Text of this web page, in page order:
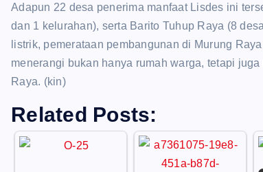
Adapun 22 desa penerima manfaat Lisdes ini
dan 1 kelurahan), serta Barito Tuhup Raya (8
listrik, pemerataan pembangunan di Murung
menerangi bukan hanya rumah warga, tetapi
Raya. (kin)
Related Posts: